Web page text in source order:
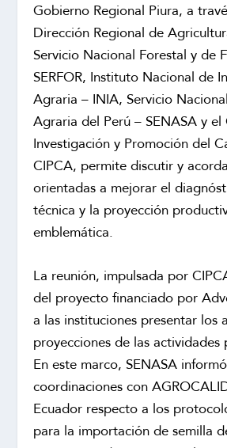
Gobierno Regional Piura, a
Dirección Regional de
Servicio Nacional Forestal y de
SERFOR, Instituto Nacional de
Agraria – INIA, Servicio
Agraria del Perú – SENASA y
Investigación y Promoción del
CIPCA, permite discutir y
orientadas a mejorar el
técnica y la proyección
emblemática.
La reunión, impulsada por
del proyecto financiado por
a las instituciones presentar los
proyecciones de las actividades
En este marco, SENASA
coordinaciones con
Ecuador respecto a los
para la importación de semilla